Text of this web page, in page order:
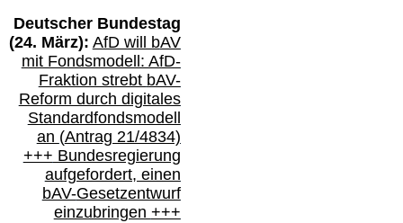
Deutscher Bundestag
(24. März): AfD will bAV
mit Fondsmodell: AfD-
Fraktion strebt bAV-
Reform durch digitales
Standardfondsmodell
an (Antrag 21/4834)
+++ Bundesregierung
aufgefordert, einen
bAV-Gesetzentwurf
einzubringen +++